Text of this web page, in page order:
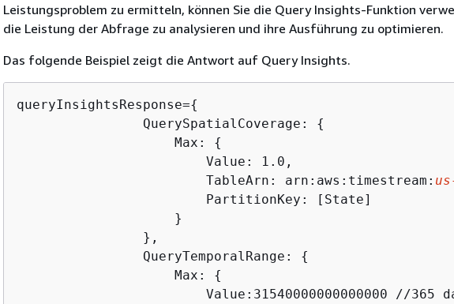
Leistungsproblem zu ermitteln, können Sie die Query Insights-Funktion
die Leistung der Abfrage zu analysieren und ihre Ausführung zu optimieren.
Das folgende Beispiel zeigt die Antwort auf Query Insights.
queryInsightsResponse={
                QuerySpatialCoverage:
{
                    Max:
{
                        Value: 1.0,
                        TableArn: arn:aws:timestream:
                        PartitionKey: [State]
                    }
                },
                QueryTemporalRange:
{
                    Max:
{
Value:31540000000000000 //365